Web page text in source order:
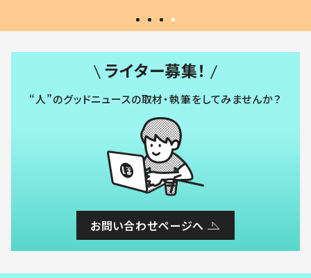
ライター募集！
“人”のグッドニュースの取材・執筆をしてみませんか？
お問い合わせページへ